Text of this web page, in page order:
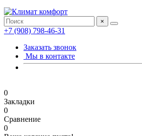
×
+7 (908) 798-46-31
Заказать звонок
Мы в контакте
0
Закладки
0
Сравнение
0